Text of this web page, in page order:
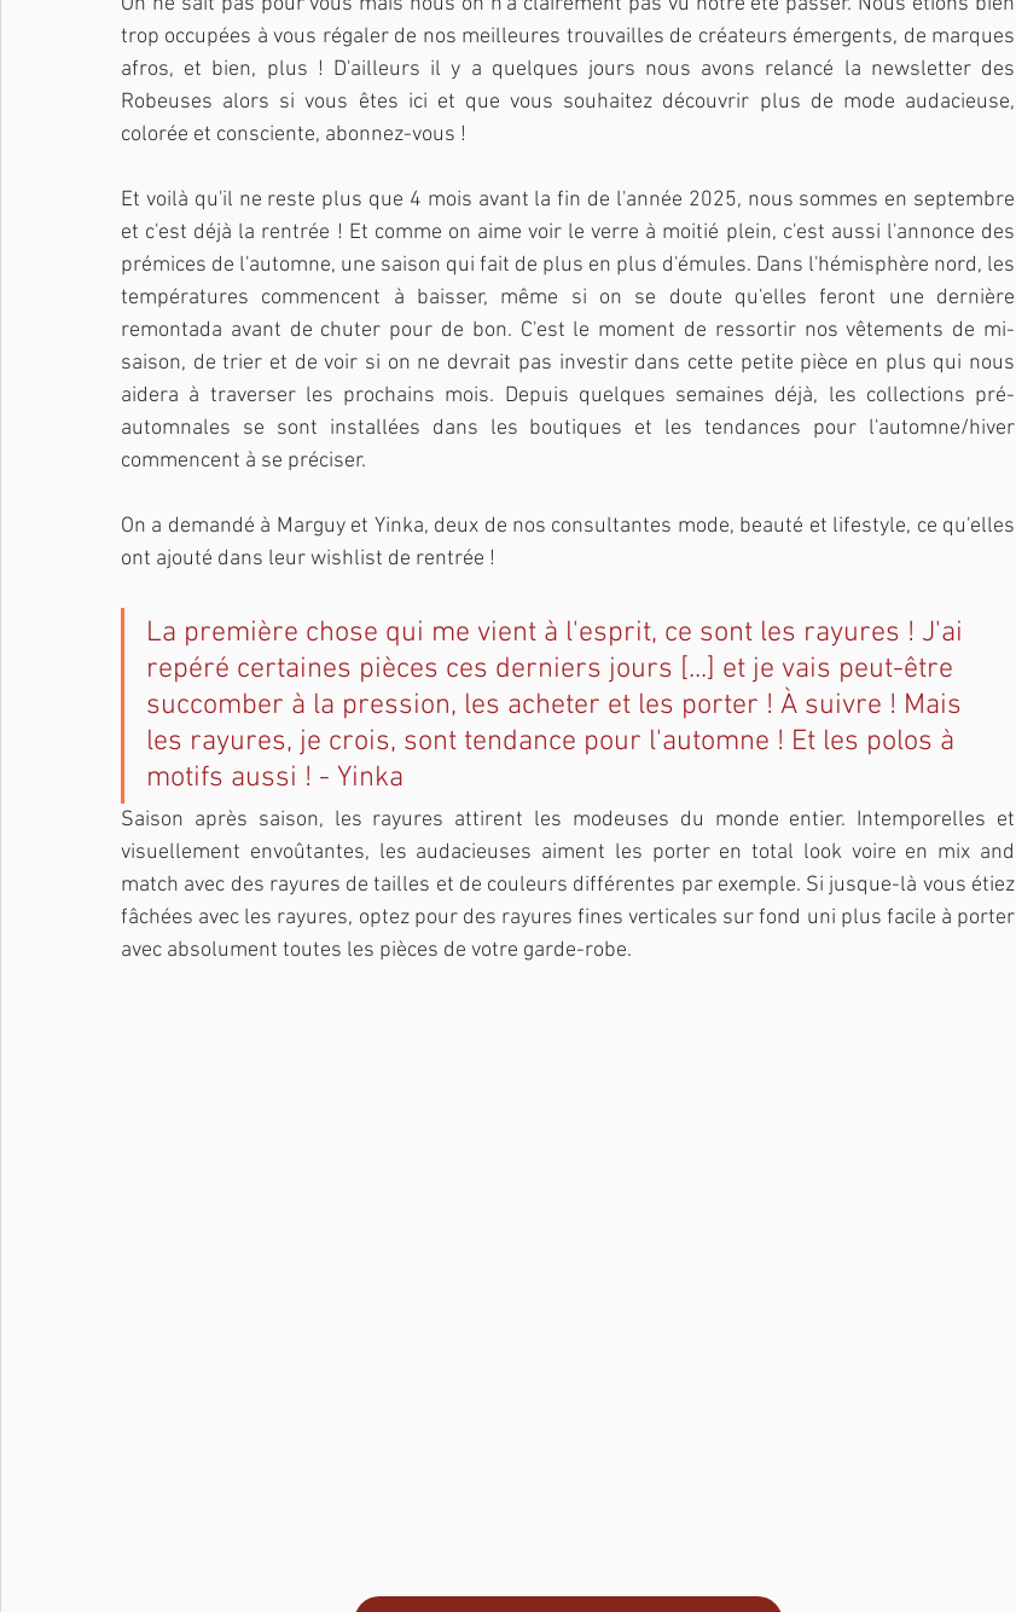
trop occupées à vous régaler de nos meilleures trouvailles de créateurs émergents, de marques
afros, et bien, plus ! D'ailleurs il y a quelques jours nous avons relancé la newsletter des
Robeuses alors si vous êtes ici et que vous souhaitez découvrir plus de mode audacieuse,
colorée et consciente, abonnez-vous !
Et voilà qu'il ne reste plus que 4 mois avant la fin de l'année 2025, nous sommes en septembre
et c'est déjà la rentrée ! Et comme on aime voir le verre à moitié plein, c'est aussi l'annonce des
prémices de l'automne, une saison qui fait de plus en plus d'émules. Dans l'hémisphère nord, les
températures commencent à baisser, même si on se doute qu'elles feront une dernière
remontada avant de chuter pour de bon. C'est le moment de ressortir nos vêtements de mi-
saison, de trier et de voir si on ne devrait pas investir dans cette petite pièce en plus qui nous
aidera à traverser les prochains mois. Depuis quelques semaines déjà, les collections pré-
automnales se sont installées dans les boutiques et les tendances pour l'automne/hiver
commencent à se préciser.
On a demandé à Marguy et Yinka, deux de nos consultantes mode, beauté et lifestyle, ce qu'elles
ont ajouté dans leur wishlist de rentrée !
La première chose qui me vient à l'esprit, ce sont les rayures ! J'ai
repéré certaines pièces ces derniers jours [...] et je vais peut-être
succomber à la pression, les acheter et les porter ! À suivre ! Mais
les rayures, je crois, sont tendance pour l'automne ! Et les polos à
motifs aussi ! - Yinka
Saison après saison, les rayures attirent les modeuses du monde entier. Intemporelles et
visuellement envoûtantes, les audacieuses aiment les porter en total look voire en mix and
match avec des rayures de tailles et de couleurs différentes par exemple. Si jusque-là vous étiez
fâchées avec les rayures, optez pour des rayures fines verticales sur fond uni plus facile à porter
avec absolument toutes les pièces de votre garde-robe.